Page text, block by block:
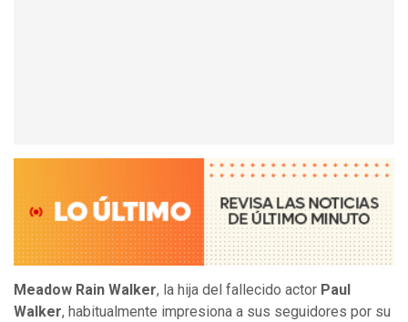
Meadow Rain Walker, la hija del fallecido actor Paul
Walker, habitualmente impresiona a sus seguidores por su